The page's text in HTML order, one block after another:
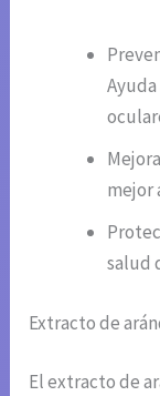
mejor
salud
Extracto de
El extracto de